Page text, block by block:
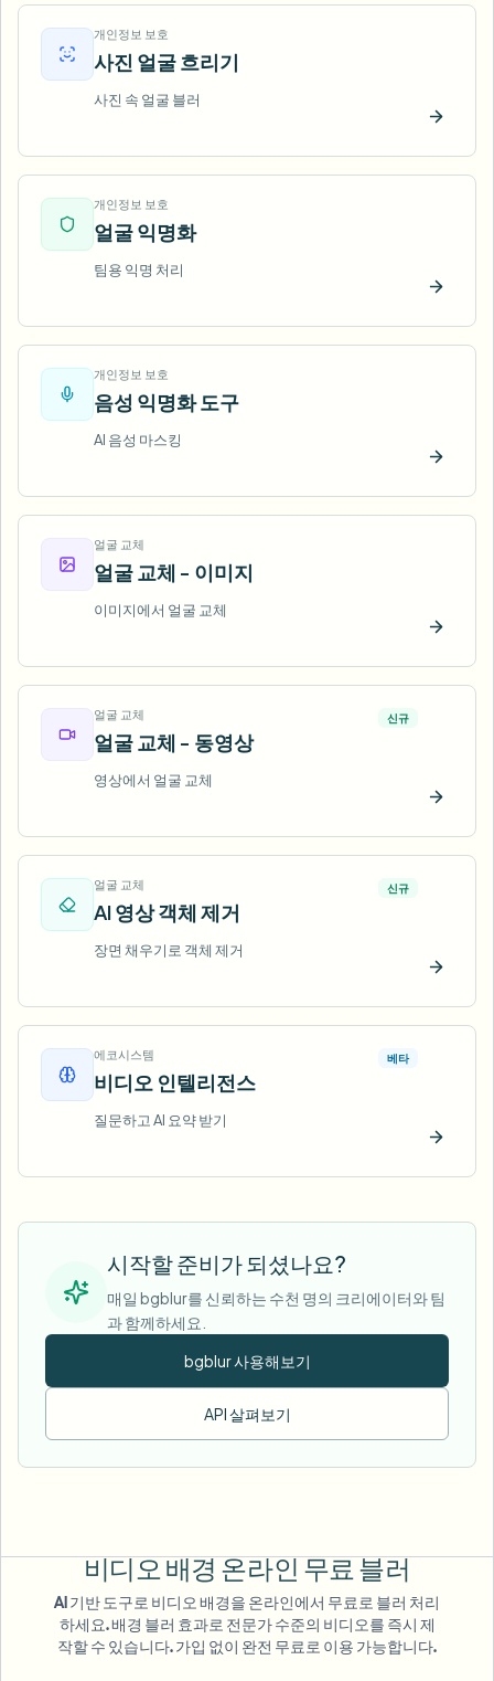
개인정보 보호
사진 얼굴 흐리기
사진 속 얼굴 블러
지금
개인정보 보호
얼굴 익명화
팀용 익명 처리
지금
개인정보 보호
음성 익명화 도구
AI 음성 마스킹
지금
얼굴 교체
얼굴 교체 - 이미지
이미지에서 얼굴 교체
지금
얼굴 교체
얼굴 교체 - 동영상
신규
영상에서 얼굴 교체
지금
얼굴 교체
AI 영상 객체 제거
신규
장면 채우기로 객체 제거
지금
에코시스템
비디오 인텔리전스
베타
질문하고 AI 요약 받기
지금
시작할 준비가 되셨나요?
매일 bgblur를 신뢰하는 수천 명의 크리에이터와 팀
과 함께하세요.
bgblur 사용해보기
API 살펴보기
비디오 배경 온라인 무료 블러
AI 기반 도구로 비디오 배경을 온라인에서 무료로 블러 처리
하세요. 배경 블러 효과로 전문가 수준의 비디오를 즉시 제
작할 수 있습니다. 가입 없이 완전 무료로 이용 가능합니다.